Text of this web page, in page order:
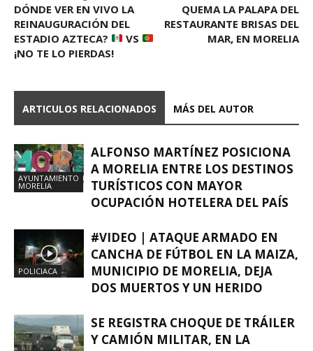
DÓNDE VER EN VIVO LA
REINAUGURACIÓN DEL
ESTADIO AZTECA?
VS
¡NO TE LO PIERDAS!
QUEMA LA PALAPA DEL
RESTAURANTE BRISAS DEL
MAR, EN MORELIA
ARTICULOS RELACIONADOS MÁS DEL AUTOR
AYUNTAMIENTO
MORELIA
ALFONSO MARTÍNEZ POSICIONA
A MORELIA ENTRE LOS DESTINOS
TURÍSTICOS CON MAYOR
OCUPACIÓN HOTELERA DEL PAÍS
POLICIACA
#VIDEO | ATAQUE ARMADO EN
CANCHA DE FÚTBOL EN LA MAIZA,
MUNICIPIO DE MORELIA, DEJA
DOS MUERTOS Y UN HERIDO
SE REGISTRA CHOQUE DE TRÁILER
Y CAMIÓN MILITAR, EN LA